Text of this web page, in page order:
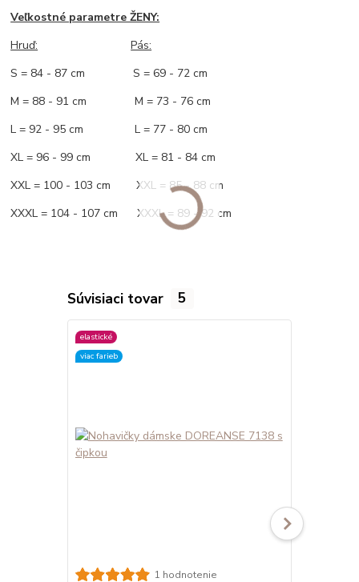
Veľkostné parametre ŽENY:
Hruď:
Pás:
S = 84 - 87 cm S = 69 - 72 cm
M = 88 - 91 cm M = 73 - 76 cm
L = 92 - 95 cm L = 77 - 80 cm
XL = 96 - 99 cm XL = 81 - 84 cm
XXL = 100 - 103 cm XXL = 85 - 88 cm
XXXL = 104 - 107 cm XXXL = 89 - 92 cm
Súvisiaci tovar 5
elastické
viac farieb
1 hodnotenie